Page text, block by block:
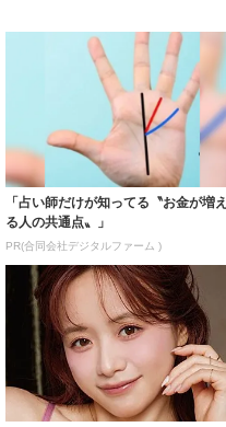
「占い師だけが知ってる〝お金が増え
る人の共通点〟」
PR(合同会社デジタルファーム )